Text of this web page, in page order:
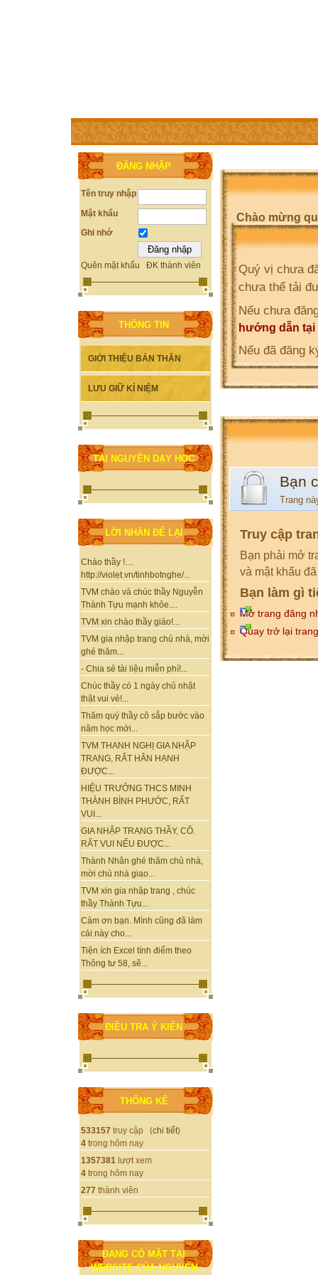
TRANG CHỦ THÀNH VIÊN TRỢ GIÚP WEBSITE
ĐĂNG NHẬP
Tên truy nhập
Mật khẩu
Ghi nhớ
Quên mật khẩu ĐK thành viên
THÔNG TIN
GIỚI THIỆU BẢN THÂN
LƯU GIỮ KỈ NIỆM
TÀI NGUYÊN DẠY HỌC
LỜI NHẮN ĐỂ LẠI
Chào thầy !....
http://violet.vn/tinhbotnghe/...
TVM chào và chúc thầy Nguyễn
Thành Tựu mạnh khỏe....
TVM xin chào thầy giáo!...
TVM gia nhập trang chủ nhà, mời
ghé thăm...
- Chia sẻ tài liệu miễn phí!...
Chúc thầy có 1 ngày chủ nhật
thật vui vẻ!...
Thăm quý thầy cô sắp bước vào
năm học mới...
TVM THANH NGHỊ GIA NHẬP
TRANG, RẤT HÂN HẠNH
ĐƯỢC...
HIỆU TRƯỞNG THCS MINH
THÀNH BÌNH PHƯỚC, RẤT
VUI...
GIA NHẬP TRANG THẦY, CÔ.
RẤT VUI NẾU ĐƯỢC...
Thành Nhân ghé thăm chủ nhà,
mời chủ nhà giao...
TVM xin gia nhập trang , chúc
thầy Thành Tựu...
Cảm ơn bạn. Mình cũng đã làm
cái này cho...
Tiện ích Excel tính điểm theo
Thông tư 58, sẽ...
ĐIỀU TRA Ý KIẾN
THỐNG KÊ
533157 truy cập (chi tiết)
4 trong hôm nay
1357381 lượt xem
4 trong hôm nay
277 thành viên
ĐANG CÓ MẶT TẠI
WEBSITE CỦA NGUYỄN
Chào mừng
Quý vị chưa
chưa thể tải
Nếu chưa
hướng dẫn tại
Nếu đã đăng
Bạn
Trang
Truy cập
Bạn phải mở
và mật khẩu
Bạn làm gì
Mở trang đăng
Quay trở lại